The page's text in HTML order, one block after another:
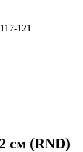
121
см (RND)